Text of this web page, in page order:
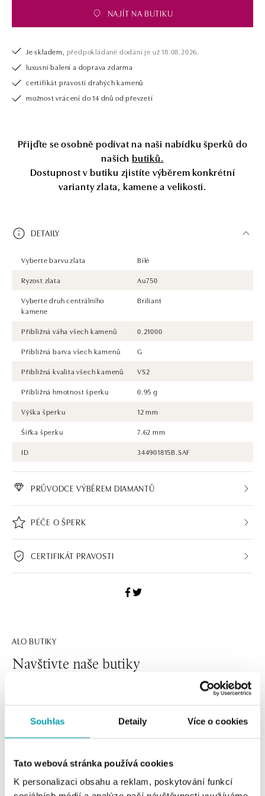
Souhlas Detaily Více o cookies
Tato webová stránka používá cookies
K personalizaci obsahu a reklam, poskytování funkcí
také chytrou investici. Přívěsek je dodáván bez řetízku. Řetízek je
možné doobjednat na posta@alo.cz
NAJÍT NA BUTIKU
Je skladem, předpokládané dodání je už 18.08.2026.
luxusní balení a doprava zdarma
certifikát pravosti drahých kamenů
možnost vrácení do 14 dnů od převzetí
Přijďte se osobně podívat na naši nabídku šperků do
našich butiků.
Dostupnost v butiku zjistíte výběrem konkrétní
varianty zlata, kamene a velikosti.
DETAILY
Vyberte barvu zlata
Bílé
Ryzost zlata
Au750
Vyberte druh centrálního
kamene
Briliant
Přibližná váha všech kamenů
0.21000
Přibližná barva všech kamenů
G
Přibližná kvalita všech kamenů
VS2
Přibližná hmotnost šperku
0.95 g
Výška šperku
12 mm
Šířka šperku
7.62 mm
ID
344901815B.SAF
PRŮVODCE VÝBĚREM DIAMANTŮ
PÉČE O ŠPERK
CERTIFIKÁT PRAVOSTI
ALO BUTIKY
Navštivte naše butiky